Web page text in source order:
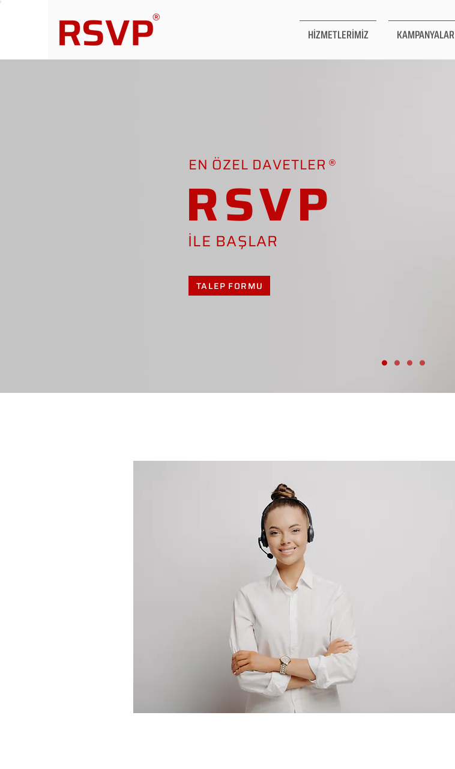
HİZMETLERİMİZ KAMPANYALAR
EN ÖZEL DAVETLER
RSVP
İLE BAŞLAR
TALEP FORMU